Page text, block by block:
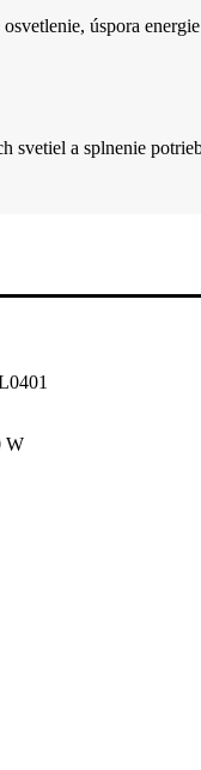
úspora
svetiel a splnenie
W